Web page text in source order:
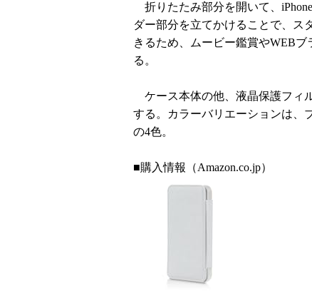
折りたたみ部分を開いて、
ダー部分を立てかけることで、ス
きるため、ムービー鑑賞やWEB
る。
ケース本体の他、液晶保護フィ
する。カラーバリエーションは、
の4色。
■購入情報（Amazon.co.jp）